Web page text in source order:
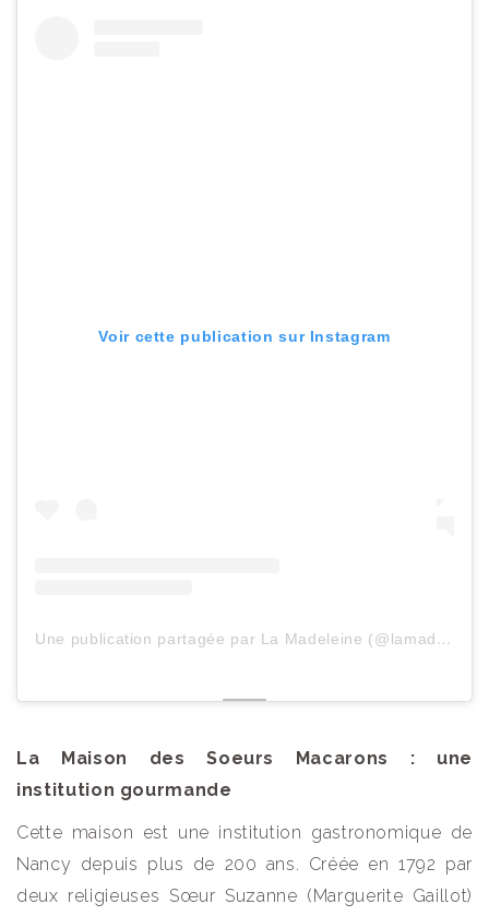
Voir cette publication sur Instagram
Une publication partagée par La Madeleine (@lamadeleine.visites)
La Maison des Soeurs Macarons : une
institution gourmande
Cette maison est une institution gastronomique de
Nancy depuis plus de 200 ans. Créée en 1792 par
deux religieuses Sœur Suzanne (Marguerite Gaillot)